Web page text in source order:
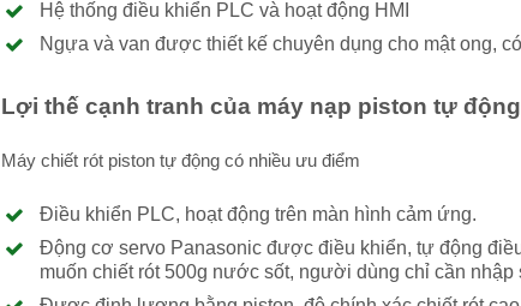
Hệ thống điều khiển PLC và hoạt động HMI
Ngựa và van được thiết kế chuyên dụng cho mật ong,
Lợi thế cạnh tranh của máy nạp piston tự động
Máy chiết rót piston tự động có nhiều ưu điểm
Điều khiển PLC, hoạt động trên màn hình cảm ứng.
Động cơ servo Panasonic được điều khiển, tự động
muốn chiết rót 500g nước sốt, người dùng chỉ cần